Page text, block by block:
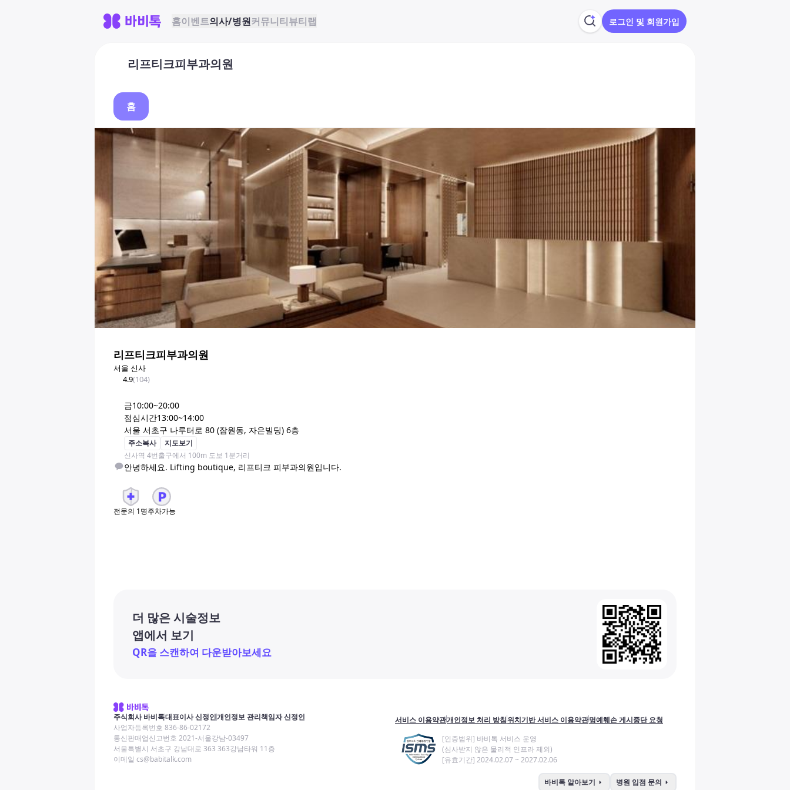
홈이벤트의사/병원커뮤니티뷰티랩 로그인 및 회원가입
리프티크피부과의원
홈
리프티크피부과의원
서울 신사
4.9(104)
금10:00~20:00
점심시간13:00~14:00
서울 서초구 나루터로 80 (잠원동, 자은빌딩) 6층
주소복사
지도보기
신사역 4번출구에서 100m 도보 1분거리
안녕하세요. Lifting boutique, 리프티크 피부과의원입니다.
전문의 1명주차가능
더 많은 시술정보
앱에서 보기
QR을 스캔하여 다운받아보세요
주식회사 바비톡대표이사 신정인개인정보 관리책임자 신정인
사업자등록번호 836-86-02172
통신판매업신고번호 2021-서울강남-03497
서울특별시 서초구 강남대로 363 363강남타워 11층
이메일 cs@babitalk.com
서비스 이용약관개인정보 처리 방침위치기반 서비스 이용약관명예훼손 게시중단 요청
[인증범위] 바비톡 서비스 운영
(심사받지 않은 물리적 인프라 제외)
[유효기간] 2024.02.07 ~ 2027.02.06
바비톡 알아보기 arrow_right 병원 입점 문의 arrow_right